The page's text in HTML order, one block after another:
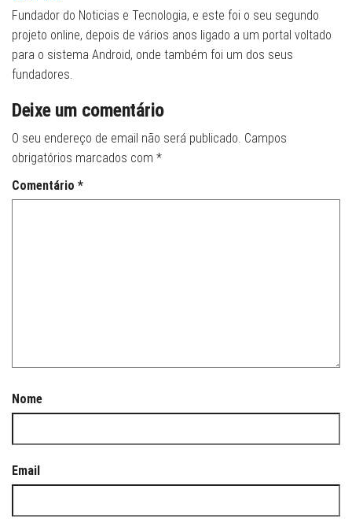
Fundador do Noticias e Tecnologia, e este foi o seu segundo
projeto online, depois de vários anos ligado a um portal voltado
para o sistema Android, onde também foi um dos seus
fundadores.
Deixe um comentário
O seu endereço de email não será publicado. Campos
obrigatórios marcados com *
Comentário *
Nome
Email